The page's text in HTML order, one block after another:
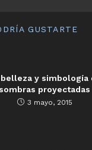
GUSTARTE
y simbología
sombras proyectadas
3 mayo, 2015